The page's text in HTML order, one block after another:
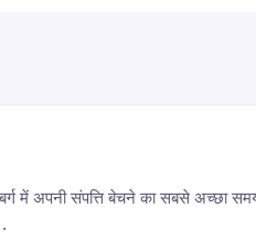
में अपनी संपत्ति बेचने का सबसे अच्छा